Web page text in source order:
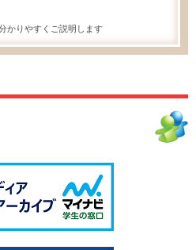
かりやすくご説明します